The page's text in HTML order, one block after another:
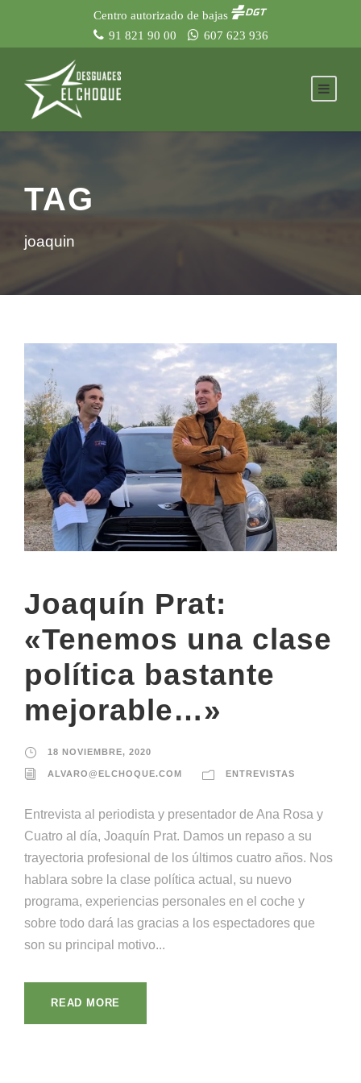
Centro autorizado de bajas
91 821 90 00
607 623 936
TAG
joaquin
Joaquín Prat:
«Tenemos una clase
política bastante
mejorable…»
18 NOVIEMBRE, 2020
ALVARO@ELCHOQUE.COM ENTREVISTAS
Entrevista al periodista y presentador de Ana Rosa y
Cuatro al día, Joaquín Prat. Damos un repaso a su
trayectoria profesional de los últimos cuatro años. Nos
hablara sobre la clase política actual, su nuevo
programa, experiencias personales en el coche y
sobre todo dará las gracias a los espectadores que
son su principal motivo...
READ MORE